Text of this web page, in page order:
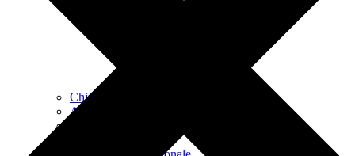
Chiffres clés
Apel